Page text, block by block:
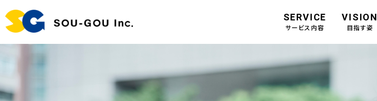
SERVICE
サービス内容
VISION
目指す姿